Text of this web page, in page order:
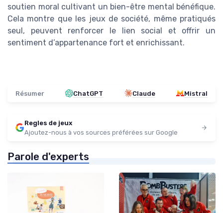
soutien moral cultivant un bien-être mental bénéfique.
Cela montre que les jeux de société, même pratiqués
seul, peuvent renforcer le lien social et offrir un
sentiment d’appartenance fort et enrichissant.
Résumer ChatGPT Claude Mistral
Regles de jeux
Ajoutez-nous à vos sources préférées sur Google
Parole d'experts